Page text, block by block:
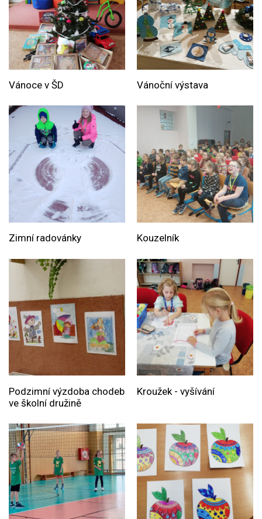
Vánoce v ŠD Vánoční výstava
Zimní radovánky Kouzelník
Podzimní výzdoba chodeb
ve školní družině
Kroužek - vyšívání